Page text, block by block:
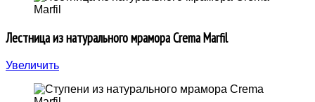
Лестница из натурального мрамора Crema Marfil
Увеличить